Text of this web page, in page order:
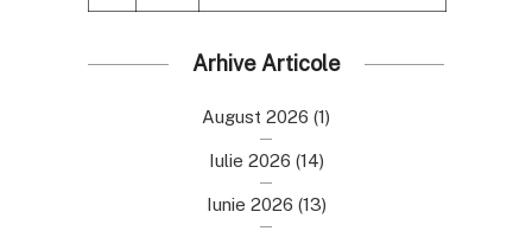
Arhive Articole
August 2026 (1)
Iulie 2026 (14)
Iunie 2026 (13)